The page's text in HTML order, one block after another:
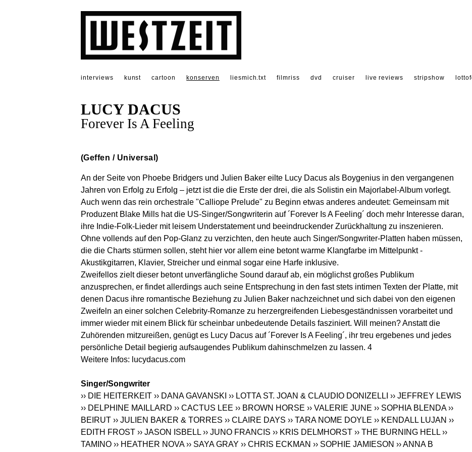
interviews kunst cartoon konserven liesmich.txt filmriss dvd cruiser live reviews stripshow
LUCY DACUS
Forever Is A Feeling
(Geffen / Universal)
An der Seite von Phoebe Bridgers und Julien Baker eilte Lucy Dacus als Boygenius in den vergangenen
Jahren von Erfolg zu Erfolg – jetzt ist die die Erste der drei, die als Solistin ein Majorlabel-Album vorlegt.
Auch wenn das rein orchestrale "Calliope Prelude" zu Beginn etwas anderes andeutet: Gemeinsam mit
Produzent Blake Mills hat die US-Singer/Songwriterin auf ´Forever Is A Feeling´ doch mehr Interesse daran,
ihre Indie-Folk-Lieder mit leisem Understatement und beeindruckender Zurückhaltung zu inszenieren.
Ohne vollends auf den Pop-Glanz zu verzichten, den heute auch Singer/Songwriter-Platten haben müssen,
die die Charts stürmen sollen, steht hier vor allem eine betont warme Klangfarbe im Mittelpunkt -
Akustikgitarren, Klavier, Streicher und einmal sogar eine Harfe inklusive.
Zweifellos zielt dieser betont unverfängliche Sound darauf ab, ein möglichst großes Publikum
anzusprechen, er findet allerdings auch seine Entsprechung in den fast stets intimen Texten der Platte, mit
denen Dacus ihre romantische Beziehung zu Julien Baker nachzeichnet und sich dabei von den eigenen
Zweifeln an einer solchen Celebrity-Romanze zu herzergreifenden Liebesgeständnissen vorarbeitet und
immer wieder mit einem Blick für scheinbar unbedeutende Details fasziniert. Will meinen? Anstatt die
Zuhörenden mitzureißen, genügt es Lucy Dacus auf ´Forever Is A Feeling´, ihr treu ergebenes und jedes
persönliche Detail begierig aufsaugendes Publikum dahinschmelzen zu lassen. 4
Weitere Infos: lucydacus.com
Singer/Songwriter
›› DIE HEITERKEIT ›› DANA GAVANSKI ›› LOTTA ST. JOAN & CLAUDIO DONIZELLI ›› JEFFREY LEWIS
›› DELPHINE MAILLARD ›› CACTUS LEE ›› BROWN HORSE ›› VALERIE JUNE ›› SOPHIA BLENDA ››
BEIRUT ›› JULIEN BAKER & TORRES ›› CLAIRE DAYS ›› TARA NOME DOYLE ›› KENDALL LUJAN ››
EDITH FROST ›› JASON ISBELL ›› JUNO FRANCIS ›› KRIS DELMHORST ›› THE BURNING HELL ››
TAMINO ›› HEATHER NOVA ›› SAYA GRAY ›› CHRIS ECKMAN ›› SOPHIE JAMIESON ›› ANNA B